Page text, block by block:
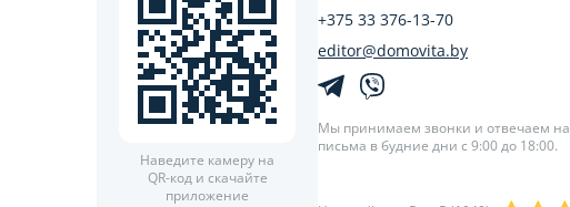
Наведите камеру на
QR-код и скачайте
приложение
+375 33 376-13-70
editor@domovita.by
Мы принимаем звонки и отвечаем на
письма в будние дни с 9:00 до 18:00.